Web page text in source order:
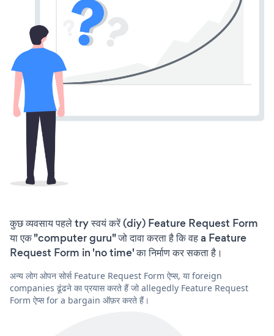
कुछ व्यवसाय पहले try स्वयं करें (diy) Feature Request Form
या एक "computer guru" जो दावा करता है कि वह a Feature
Request Form in 'no time' का निर्माण कर सकता है।
अन्य लोग ओपन सोर्स Feature Request Form ऐप्स, या foreign
companies ढूंढने का प्रयास करते हैं जो allegedly Feature Request
Form ऐप्स for a bargain ऑफ़र करते हैं।